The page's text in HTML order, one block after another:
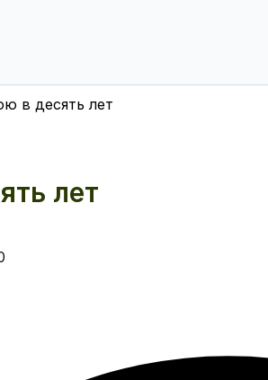
в десять лет
лет